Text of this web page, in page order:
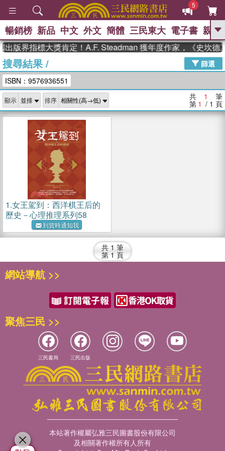
5
GO
The Odyssey 、
父親節 、 如果歷史是一群喵 、 暑期
念華 、 台灣的李登輝時代 、 數學女
孩：黎曼猜想
偉大的迷走神經
暢銷榜 新品 中文 外文 簡體 三民東大 電子書 親子
版界指標大獎肯定！A.F. Steadman 獲年度作家，《史坎德
搜尋結果/
篩選
ISBN：9576936551
顯示 排序 共 1 筆
第 1 / 1 頁
1.女王駕到：西洋棋王后的
歷史－心理推理系列58
到貨時通知我
共 1 筆
第 1 頁
網站導航 >>
聚焦三民 >>
三民書局 三民出版
本站著作權屬弘雅三民圖書股份有限公司
及相關著作權所有人所有